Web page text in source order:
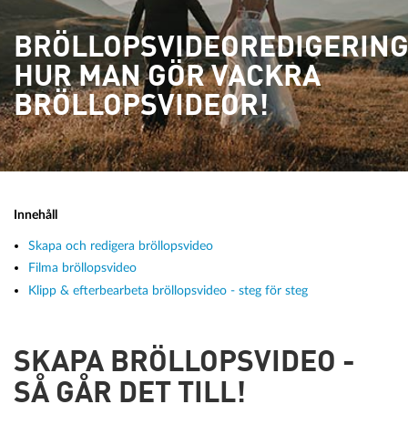
HUR MAN GÖR VACKRA
BRÖLLOPSVIDEOR!
Innehåll
Skapa och redigera bröllopsvideo
Filma bröllopsvideo
Klipp & efterbearbeta bröllopsvideo - steg för steg
SKAPA BRÖLLOPSVIDEO -
SÅ GÅR DET TILL!